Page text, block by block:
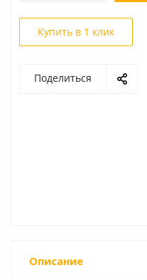
Купить в 1 клик
Поделиться
Описание